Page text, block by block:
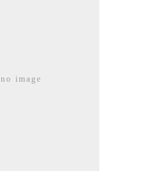
웹사이팅
no image